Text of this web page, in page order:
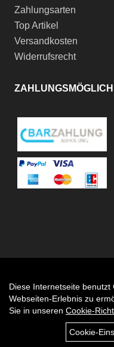
Zahlungsarten
Top Artikel
Versandkosten
Widerrufsrecht
Diese Internetseite
Webseiten-Erlebnis zu
Sie in unseren Cookie-
Cookie-